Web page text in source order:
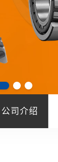
公司介绍